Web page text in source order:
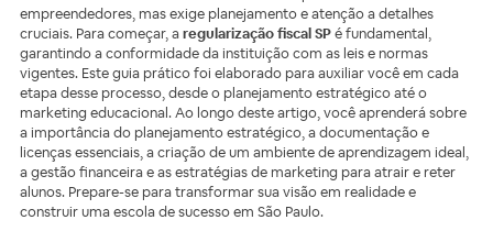
empreendedores, mas exige planejamento e atenção a detalhes
cruciais. Para começar, aregularização fiscal SPé fundamental,
garantindo a conformidade da instituição com as leis e normas
vigentes. Este guia prático foi elaborado para auxiliar você em cada
etapa desse processo, desde o planejamento estratégico até o
marketing educacional. Ao longo deste artigo, você aprenderá sobre
a importância do planejamento estratégico, a documentação e
licenças essenciais, a criação de um ambiente de aprendizagem ideal,
a gestão financeira e as estratégias de marketing para atrair e reter
alunos. Prepare-se para transformar sua visão em realidade e
construir uma escola de sucesso em São Paulo.